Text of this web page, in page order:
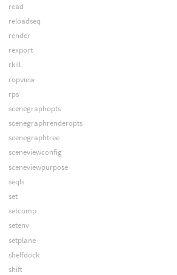
read
reloadseq
render
rexport
rkill
ropview
rps
scenegraphopts
scenegraphrenderopts
scenegraphtree
sceneviewconfig
sceneviewpurpose
seqls
set
setcomp
setenv
setplane
shelfdock
shift